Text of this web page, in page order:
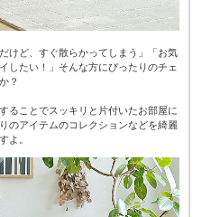
けど、すぐ散らかってしまう」「お気
したい！」そんな方にぴったりのチェ
？
ることでスッキリと片付いたお部屋に
のアイテムのコレクションなどを綺麗
よ。